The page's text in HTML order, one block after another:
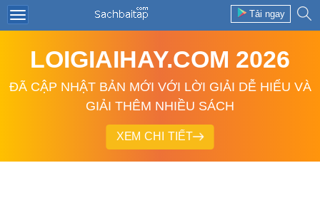
Tải ngay
LOIGIAIHAY.COM 2026
ĐÃ CẬP NHẬT BẢN MỚI VỚI LỜI GIẢI DỄ HIỂU VÀ
GIẢI THÊM NHIỀU SÁCH
XEM CHI TIẾT